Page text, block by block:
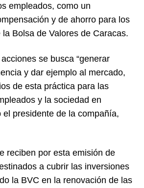
empleados, como un
y de ahorro para los
Bolsa de Valores de Caracas.
se busca “generar
y dar ejemplo al mercado,
de esta práctica para las
y la sociedad en
el presidente de la compañía,
reciben por esta emisión de
a cubrir las inversiones
la BVC en la renovación de las